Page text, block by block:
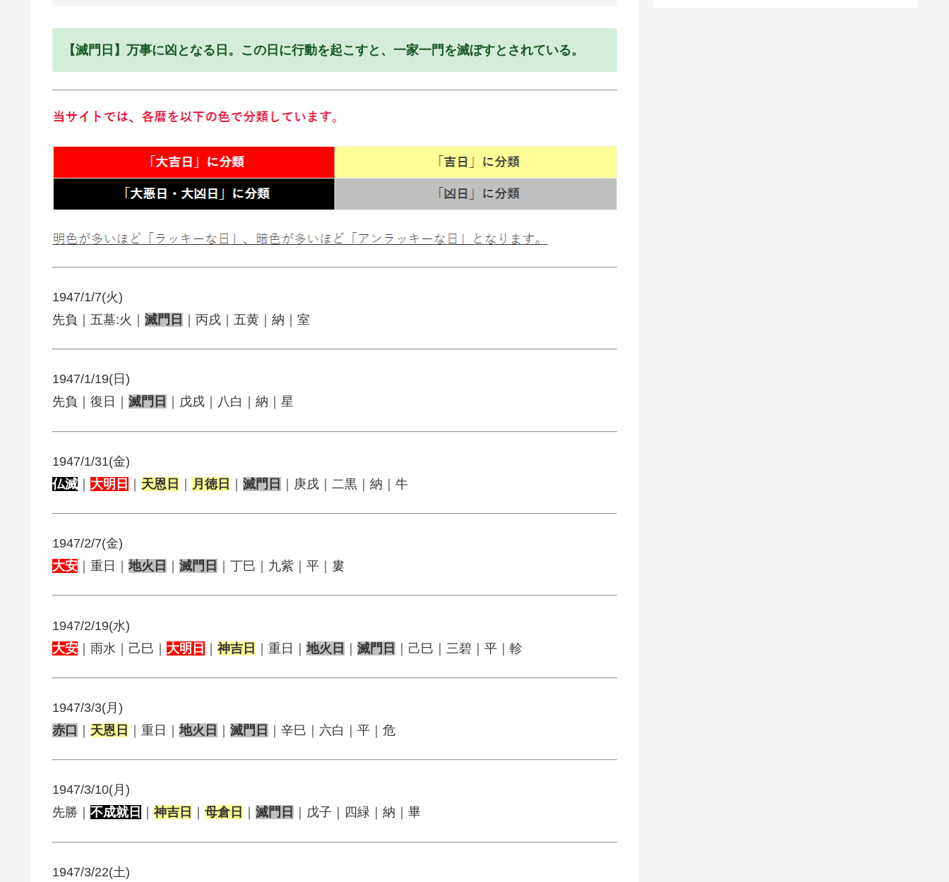
【滅門日】万事に凶となる日。この日に行動を起こすと、一家一門を滅ぼすとされている。
1947/1/7(火)
先負｜五墓:火｜ 滅門日 ｜丙戌｜五黄｜納｜室
1947/1/19(日)
先負｜復日｜ 滅門日 ｜戊戌｜八白｜納｜星
1947/1/31(金)
仏滅 ｜ 大明日 ｜ 天恩日 ｜ 月徳日 ｜ 滅門日 ｜庚戌｜二黒｜納｜牛
1947/2/7(金)
大安 ｜重日｜地火日 滅門日 ｜丁巳｜九紫｜平｜婁
1947/2/19(水)
大安 ｜雨水｜己巳｜ 大明日 ｜ 神吉日 ｜重日｜地火日 ｜ 滅門日 ｜己巳｜三碧｜平｜軫
1947/3/3(月)
赤口 ｜ 天恩日 ｜重日｜地火日 ｜ 滅門日 ｜辛巳｜六白｜平｜危
1947/3/10(月)
先勝｜ 不成就日 神吉日 母倉日 滅門日 ｜戊子｜四緑｜納｜畢
1947/3/22(土)